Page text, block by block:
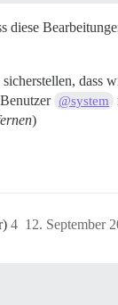
diese
dass
@system
)
12. September
4